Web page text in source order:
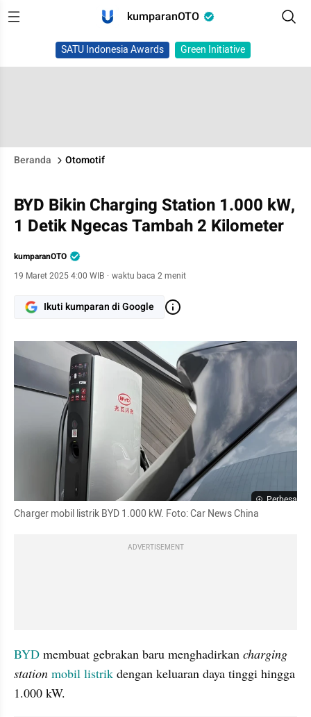
kumparanOTO
SATU Indonesia Awards Green Initiative
Beranda Otomotif
BYD Bikin Charging Station 1.000 kW,
1 Detik Ngecas Tambah 2 Kilometer
kumparanOTO
19 Maret 2025 4:00 WIB · waktu baca 2 menit
Ikuti kumparan di Google
Perbesar
Charger mobil listrik BYD 1.000 kW. Foto: Car News China
ADVERTISEMENT
BYD membuat gebrakan baru menghadirkan charging
station mobil listrik dengan keluaran daya tinggi hingga
1.000 kW.